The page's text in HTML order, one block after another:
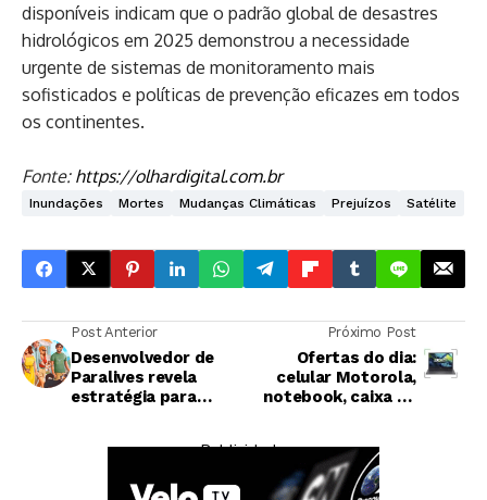
disponíveis indicam que o padrão global de desastres
hidrológicos em 2025 demonstrou a necessidade
urgente de sistemas de monitoramento mais
sofisticados e políticas de prevenção eficazes em todos
os continentes.
Fonte: https://olhardigital.com.br
Inundações Mortes Mudanças Climáticas Prejuízos Satélite
Post Anterior
Desenvolvedor de
Paralives revela
estratégia para
gostássemos de
Próximo Post
Ofertas do dia:
celular Motorola,
notebook, caixa de
— Publicidade —